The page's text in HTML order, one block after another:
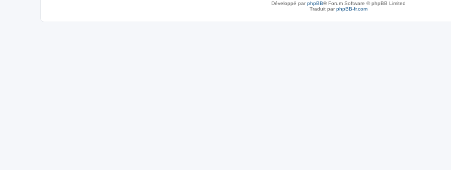
Développé parphpBB® Forum Software © phpBB Limited
Traduit parphpBB-fr.com